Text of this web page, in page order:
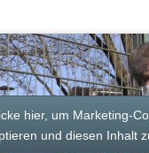
VOR
hier, um Marketing-
und diesen Inhalt